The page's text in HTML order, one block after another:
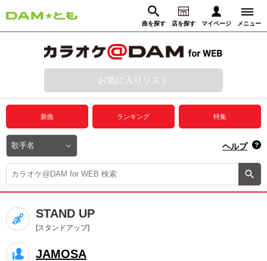
曲を探す 店を探す マイページ メニュー
動画からさがす 録音からさがす
ログイン
プレミアムサービス
DAM★とも動画
DAM★とも録音
カラオケ＠DAM
ユーザー検索
キャンペーン
お気に入りリスト
新曲 ランキング 特集
ヘルプ
STAND UP
[スタンドアップ]
JAMOSA